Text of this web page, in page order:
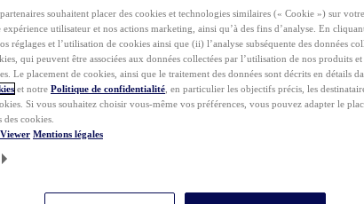
partenaires souhaitent placer des cookies et technologies similaires (« Cookie ») sur
utilisateur et nos actions marketing, ainsi qu’à des fins d’analyse. En
réglages et l’utilisation de cookies ainsi que (ii) l’analyse subséquente des données
qui peuvent être associées aux données collectées par l’utilisation de nos produits et
Le placement de cookies, ainsi que le traitement des données sont décrits en détails
et notre Politique de confidentialité , en particulier les objectifs précis, les
Si vous souhaitez choisir vous-même vos préférences, vous pouvez adapter le
des cookies.
Mentions légales